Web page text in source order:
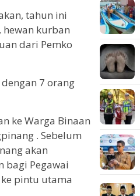
tahun ini
hewan kurban
dari Pemko
7 orang
ke Warga Binaan
. Sebelum
akan
bagi Pegawai
pintu utama